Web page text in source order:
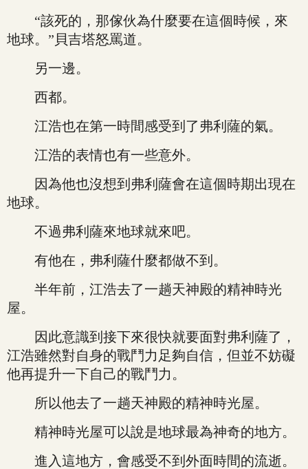
“該死的，那傢伙為什麼要在這個時候，來
地球。”貝吉塔怒罵道。
另一邊。
西都。
江浩也在第一時間感受到了弗利薩的氣。
江浩的表情也有一些意外。
因為他也沒想到弗利薩會在這個時期出現在
地球。
不過弗利薩來地球就來吧。
有他在，弗利薩什麼都做不到。
半年前，江浩去了一趟天神殿的精神時光
屋。
因此意識到接下來很快就要面對弗利薩了，
江浩雖然對自身的戰鬥力足夠自信，但並不妨礙
他再提升一下自己的戰鬥力。
所以他去了一趟天神殿的精神時光屋。
精神時光屋可以說是地球最為神奇的地方。
進入這地方，會感受不到外面時間的流逝。